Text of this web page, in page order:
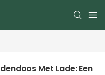
Met Lade: Een